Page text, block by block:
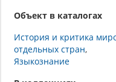
Объект в каталогах
История и критика
отдельных стран
Языкознание